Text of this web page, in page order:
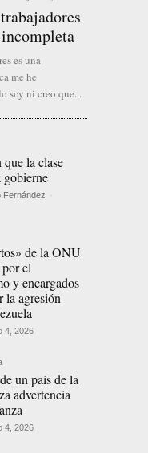
es una
me he
soy ni creo que...
la clase
gobierne
Fernández -
de la ONU
por el
y encargados
la agresión
4, 2026
un país de la
advertencia
4, 2026